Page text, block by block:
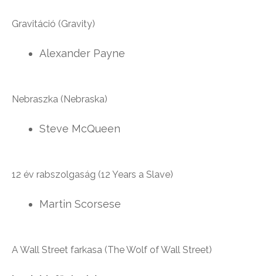
Gravitáció (Gravity)
Alexander Payne
Nebraszka (Nebraska)
Steve McQueen
12 év rabszolgaság (12 Years a Slave)
Martin Scorsese
A Wall Street farkasa (The Wolf of Wall Street)